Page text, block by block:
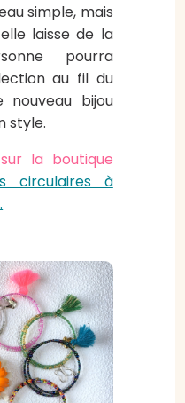
simple, mais
laisse de la
pourra
au fil du
nouveau bijou
style.
la boutique
circulaires à